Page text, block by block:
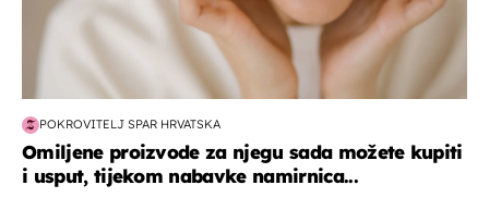
POKROVITELJ SPAR HRVATSKA
Omiljene proizvode za njegu sada možete kupiti
i usput, tijekom nabavke namirnica...